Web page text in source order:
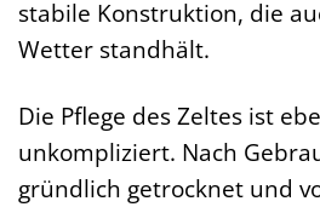
stabile Konstruktion, die
Wetter standhält.
Die Pflege des Zeltes ist
unkompliziert. Nach
gründlich getrocknet und